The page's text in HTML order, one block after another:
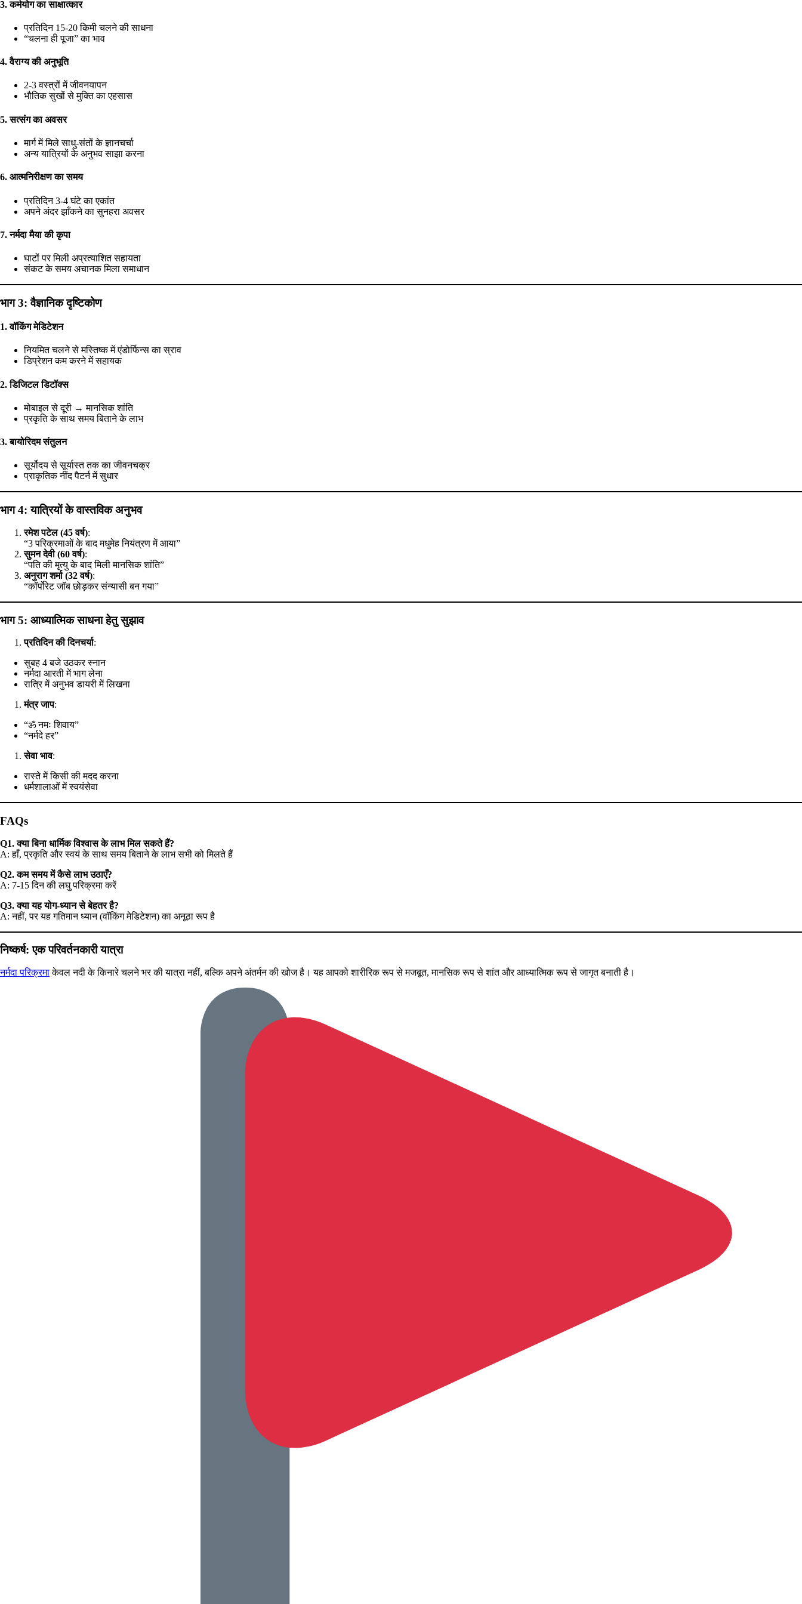
3. कर्मयोग का साक्षात्कार
प्रतिदिन 15-20 किमी चलने की साधना
“चलना ही पूजा” का भाव
4. वैराग्य की अनुभूति
2-3 वस्त्रों में जीवनयापन
भौतिक सुखों से मुक्ति का एहसास
5. सत्संग का अवसर
मार्ग में मिले साधु-संतों के ज्ञानचर्चा
अन्य यात्रियों के अनुभव साझा करना
6. आत्मनिरीक्षण का समय
प्रतिदिन 3-4 घंटे का एकांत
अपने अंदर झाँकने का सुनहरा अवसर
7. नर्मदा मैया की कृपा
घाटों पर मिली अप्रत्याशित सहायता
संकट के समय अचानक मिला समाधान
भाग 3: वैज्ञानिक दृष्टिकोण
1. वॉकिंग मेडिटेशन
नियमित चलने से मस्तिष्क में एंडोर्फिन्स का स्राव
डिप्रेशन कम करने में सहायक
2. डिजिटल डिटॉक्स
मोबाइल से दूरी → मानसिक शांति
प्रकृति के साथ समय बिताने के लाभ
3. बायोरिदम संतुलन
सूर्योदय से सूर्यास्त तक का जीवनचक्र
प्राकृतिक नींद पैटर्न में सुधार
भाग 4: यात्रियों के वास्तविक अनुभव
रमेश पटेल (45 वर्ष):
“3 परिक्रमाओं के बाद मधुमेह नियंत्रण में आया”
सुमन देवी (60 वर्ष):
“पति की मृत्यु के बाद मिली मानसिक शांति”
अनुराग शर्मा (32 वर्ष):
“कॉर्पोरेट जॉब छोड़कर संन्यासी बन गया”
भाग 5: आध्यात्मिक साधना हेतु सुझाव
प्रतिदिन की दिनचर्या:
सुबह 4 बजे उठकर स्नान
नर्मदा आरती में भाग लेना
रात्रि में अनुभव डायरी में लिखना
मंत्र जाप:
“ॐ नमः शिवाय”
“नर्मदे हर”
सेवा भाव:
रास्ते में किसी की मदद करना
धर्मशालाओं में स्वयंसेवा
FAQs
Q1. क्या बिना धार्मिक विश्वास के लाभ मिल सकते हैं?
A: हाँ, प्रकृति और स्वयं के साथ समय बिताने के लाभ सभी को मिलते हैं
Q2. कम समय में कैसे लाभ उठाएँ?
A: 7-15 दिन की लघु परिक्रमा करें
Q3. क्या यह योग-ध्यान से बेहतर है?
A: नहीं, पर यह गतिमान ध्यान (वॉकिंग मेडिटेशन) का अनूठा रूप है
निष्कर्ष: एक परिवर्तनकारी यात्रा
नर्मदा परिक्रमाकेवल नदी के किनारे चलने भर की यात्रा नहीं, बल्कि अपने अंतर्मन की खोज है। यह आपको शारीरिक रूप से मजबूत, मानसिक रूप से शांत और आध्यात्मिक रूप से जागृत बनाती है।